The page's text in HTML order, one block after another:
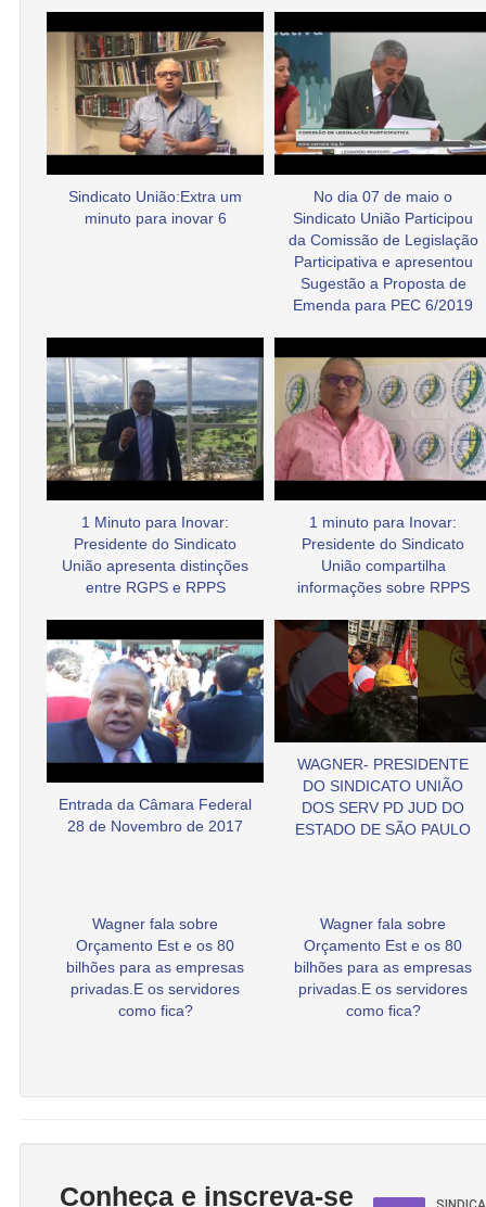
Sindicato União:Extra um
minuto para inovar 6
No dia 07 de maio o
Sindicato União Participou
da Comissão de Legislação
Participativa e apresentou
Sugestão a Proposta de
Emenda para PEC 6/2019
1 Minuto para Inovar:
Presidente do Sindicato
União apresenta distinções
entre RGPS e RPPS
1 minuto para Inovar:
Presidente do Sindicato
União compartilha
informações sobre RPPS
Entrada da Câmara Federal
28 de Novembro de 2017
WAGNER- PRESIDENTE
DO SINDICATO UNIÃO
DOS SERV PD JUD DO
ESTADO DE SÃO PAULO
Wagner fala sobre
Orçamento Est e os 80
bilhões para as empresas
privadas.E os servidores
como fica?
Wagner fala sobre
Orçamento Est e os 80
bilhões para as empresas
privadas.E os servidores
como fica?
Conheça e inscreva-se